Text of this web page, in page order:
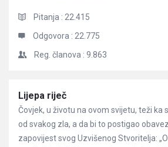
Pitanja : 22.415
Odgovora : 22.775
Reg. članova : 9.863
Članci
Lijepa riječ
Čovjek, u životu na ovom svijetu, teži ka
od svakog zla, a da bi to postigao
zapovijest svog Uzvišenog Stvoritelja: